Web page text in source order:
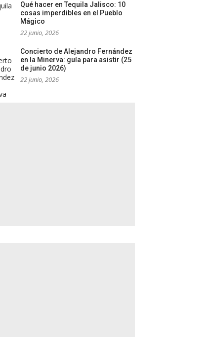
Qué hacer en Tequila Jalisco: 10
cosas imperdibles en el Pueblo
Mágico
22 junio, 2026
Concierto de Alejandro Fernández
en la Minerva: guía para asistir (25
de junio 2026)
22 junio, 2026